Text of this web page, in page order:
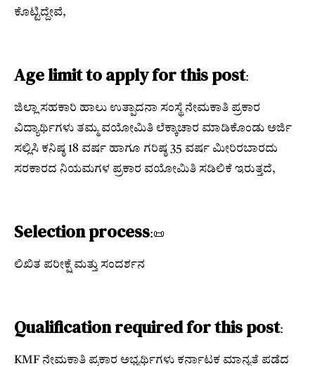
ಕೊಟ್ಟಿದ್ದೇವೆ,
Age limit to apply for this post:
ಜಿಲ್ಲಾ ಸಹಕಾರಿ ಹಾಲು ಉತ್ಪಾದನಾ ಸಂಸ್ಥೆ ನೇಮಕಾತಿ ಪ್ರಕಾರ
ವಿದ್ಯಾರ್ಥಿಗಳು ತಮ್ಮ ವಯೋಮಿತಿ ಲೆಕ್ಕಾಚಾರ ಮಾಡಿಕೊಂಡು ಅರ್ಜಿ
ಸಲ್ಲಿಸಿ ಕನಿಷ್ಠ 18 ವರ್ಷ ಹಾಗೂ ಗರಿಷ್ಠ 35 ವರ್ಷ ಮೀರಿರಬಾರದು
ಸರಕಾರದ ನಿಯಮಗಳ ಪ್ರಕಾರ ವಯೋಮಿತಿ ಸಡಿಲಿಕೆ ಇರುತ್ತದೆ,
Selection process:📜
ಲಿಖಿತ ಪರೀಕ್ಷೆ ಮತ್ತು ಸಂದರ್ಶನ
Qualification required for this post:
KMF ನೇಮಕಾತಿ ಪ್ರಕಾರ ಅಭ್ಯರ್ಥಿಗಳು ಕರ್ನಾಟಕ ಮಾನ್ಯತೆ ಪಡೆದ